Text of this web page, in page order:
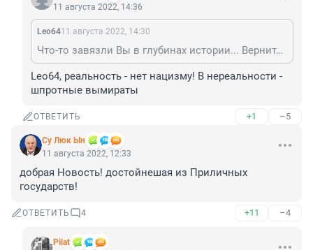
11 августа 2022, 14:36
Leo6411 августа 2022, 14:30
Что-то завязли Вы в глубинах истории... Вернитесь к реальности ))
Leo64, реальность - нет нацизму! В нереальности -
шпротные вымираты
ОТВЕТИТЬ +1 –5
Су Люк Ын
11 августа 2022, 12:33
добрая Новость! достойнешая из Приличных
государств!
ОТВЕТИТЬ 4 +11 –4
Pilat